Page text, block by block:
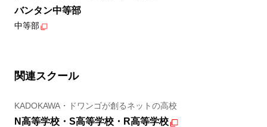
バンタン中等部
中等部
関連スクール
KADOKAWA・ドワンゴが創るネットの高校
N高等学校・S高等学校・R高等学校